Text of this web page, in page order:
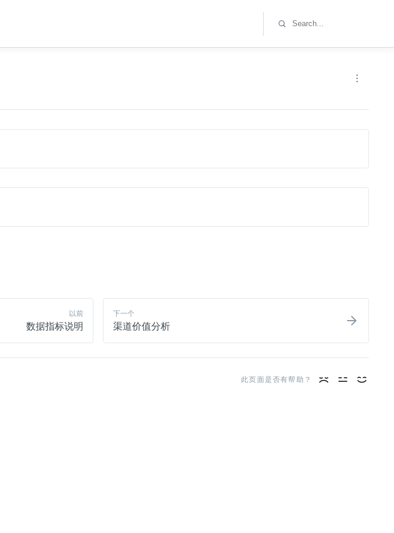
以前
数据指标说明
下一个
渠道价值分析
此页面是否有帮助？